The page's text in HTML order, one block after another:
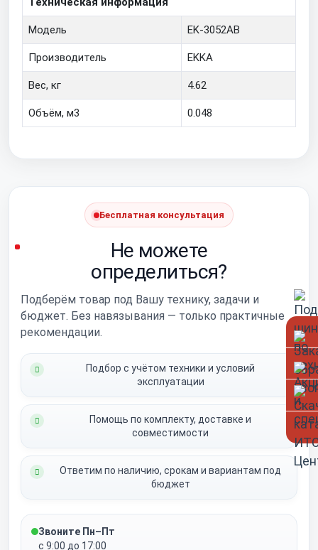
Модель EK-3052AB
Производитель EKKA
Вес, кг 4.62
Объём, м3 0.048
Бесплатная консультация
Не можете
определиться?
Подберём товар под Вашу технику, задачи и
бюджет. Без навязывания — только практичные
рекомендации.
Подбор с учётом техники и условий
эксплуатации
Помощь по комплекту, доставке и
совместимости
Ответим по наличию, срокам и вариантам под
бюджет
Звоните Пн–Пт
с 9:00 до 17:00